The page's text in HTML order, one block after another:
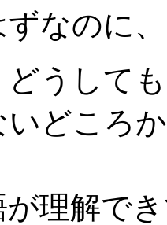
なのに
どうして
いどころ
理解で